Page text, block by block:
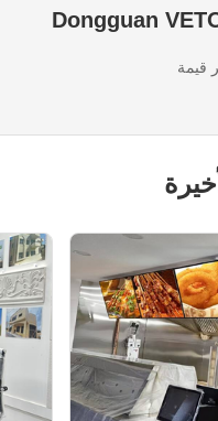
Dongguan
قيمة